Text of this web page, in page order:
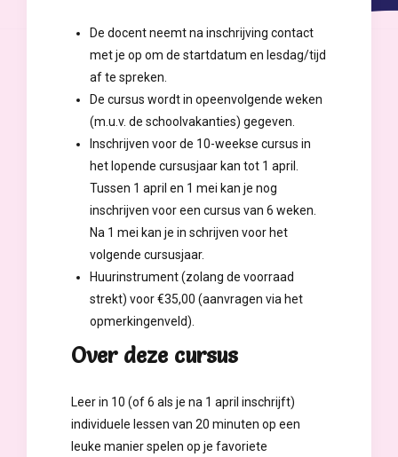
De docent neemt na inschrijving contact
met je op om de startdatum en lesdag/tijd
af te spreken.
De cursus wordt in opeenvolgende weken
(m.u.v. de schoolvakanties) gegeven.
Inschrijven voor de 10-weekse cursus in
het lopende cursusjaar kan tot 1 april.
Tussen 1 april en 1 mei kan je nog
inschrijven voor een cursus van 6 weken.
Na 1 mei kan je in schrijven voor het
volgende cursusjaar.
Huurinstrument (zolang de voorraad
strekt) voor €35,00 (aanvragen via het
opmerkingenveld).
Over deze cursus
Leer in 10 (of 6 als je na 1 april inschrijft)
individuele lessen van 20 minuten op een
leuke manier spelen op je favoriete